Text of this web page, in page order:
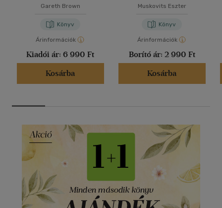
Gareth Brown
Könyv
Árinformációk
Kiadói ár: 6 990 Ft
Kosárba
Muskovits Eszter
Könyv
Árinformációk
Borító ár: 2 990 Ft
Kosárba